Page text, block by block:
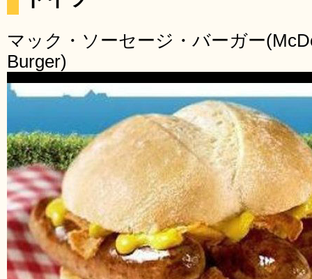
マック・ソーセージ・バーガー
Burger)